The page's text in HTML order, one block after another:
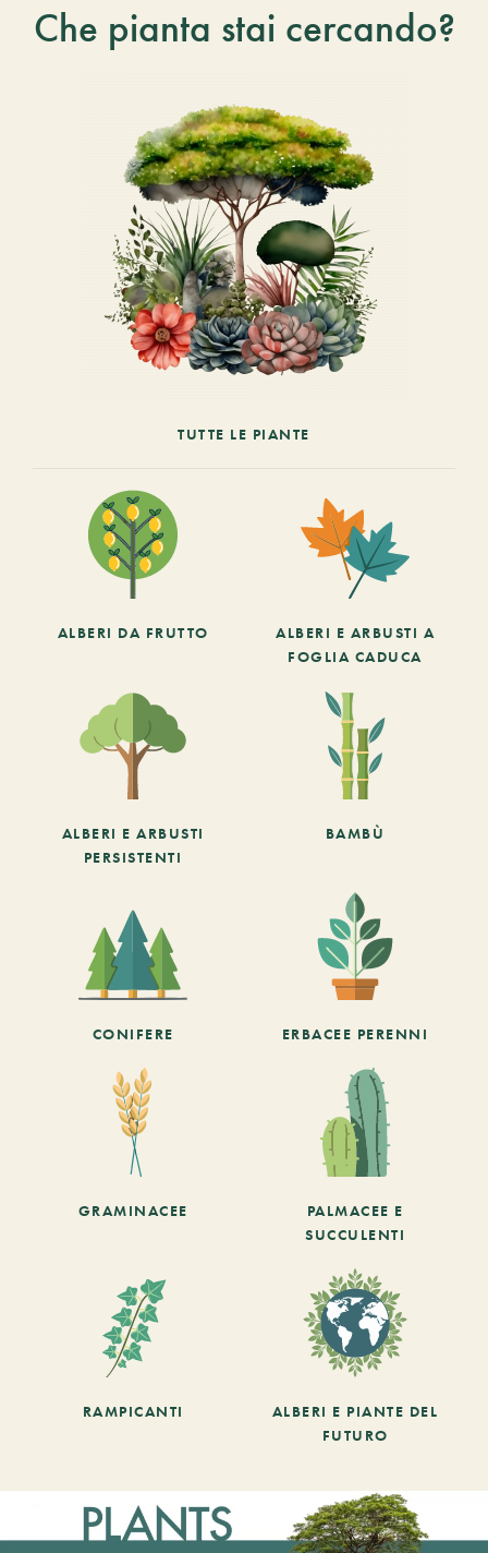
Che pianta stai cercando?
TUTTE LE PIANTE
ALBERI DA FRUTTO
ALBERI E ARBUSTI A
FOGLIA CADUCA
ALBERI E ARBUSTI
PERSISTENTI
BAMBÙ
CONIFERE ERBACEE PERENNI
GRAMINACEE
PALMACEE E
SUCCULENTI
RAMPICANTI
ALBERI E PIANTE DEL
FUTURO